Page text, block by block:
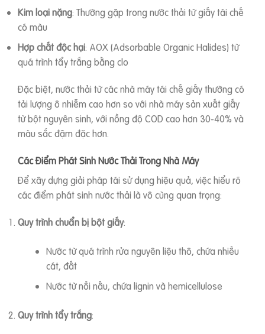
Kim loại nặng: Thường gặp trong nước thải từ giấy tái chế
có màu
Hợp chất độc hại: AOX (Adsorbable Organic Halides) từ
quá trình tẩy trắng bằng clo
Đặc biệt, nước thải từ các nhà máy tái chế giấy thường có
tải lượng ô nhiễm cao hơn so với nhà máy sản xuất giấy
từ bột nguyên sinh, với nồng độ COD cao hơn 30-40% và
màu sắc đậm đặc hơn.
Các Điểm Phát Sinh Nước Thải Trong Nhà Máy
Để xây dựng giải pháp tái sử dụng hiệu quả, việc hiểu rõ
các điểm phát sinh nước thải là vô cùng quan trọng:
Quy trình chuẩn bị bột giấy:
Nước từ quá trình rửa nguyên liệu thô, chứa nhiều
cát, đất
Nước từ nồi nấu, chứa lignin và hemicellulose
Quy trình tẩy trắng: